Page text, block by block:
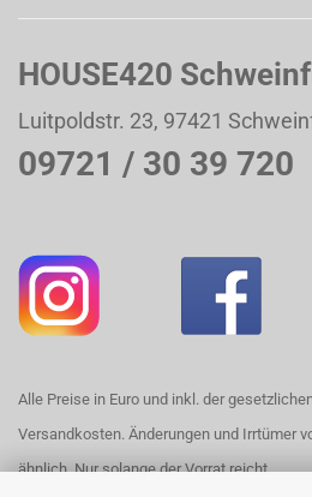
HOUSE420
Luitpoldstr. 23, 97421
09721 / 30 39 720
Alle Preise in Euro und inkl. der
Versandkosten. Änderungen und Irrtümer
ähnlich. Nur solange der Vorrat reicht.